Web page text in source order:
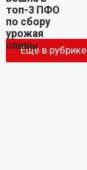
Еще в рубрике